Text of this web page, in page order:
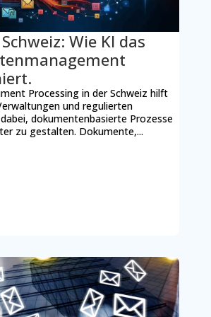
Wie KI das
Processing in der Schweiz hilft
und regulierten
dokumentenbasierte Prozesse
zu gestalten. Dokumente,...